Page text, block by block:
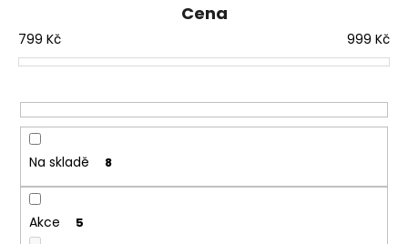
r
o
u
k
ů
Cena
799 Kč 999 Kč
Na skladě 8
Akce 5
D
p
o
u
u